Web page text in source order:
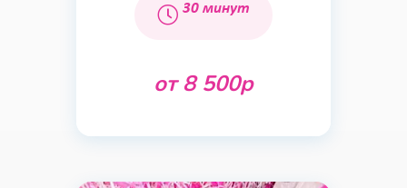
30 минут
от 8 500р